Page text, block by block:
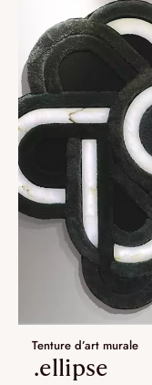
Tenture d’art murale
.ellipse